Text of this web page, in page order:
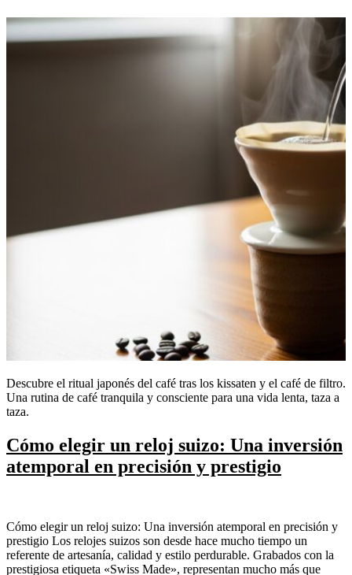
Descubre el ritual japonés del café tras los kissaten y el café de filtro.
Una rutina de café tranquila y consciente para una vida lenta, taza a
taza.
Cómo elegir un reloj suizo: Una inversión
atemporal en precisión y prestigio
Cómo elegir un reloj suizo: Una inversión atemporal en precisión y
prestigio Los relojes suizos son desde hace mucho tiempo un
referente de artesanía, calidad y estilo perdurable. Grabados con la
prestigiosa etiqueta «Swiss Made», representan mucho más que